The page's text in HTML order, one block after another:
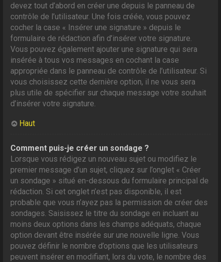
devez tout d’abord en créer une depuis le panneau de
contrôle de l’utilisateur. Une fois créée, vous pouvez
cocher la case « Insérer une signature » depuis le
formulaire de rédaction afin d’insérer votre signature.
Vous pouvez également ajouter une signature qui sera
insérée à tous vos messages en cochant la case
appropriée dans le panneau de contrôle de l’utilisateur. Si
vous choisissez cette dernière option, il ne vous sera
plus utile de spécifier sur chaque message votre souhait
d’insérer votre signature.
Haut
Comment puis-je créer un sondage ?
Lorsque vous rédigez un nouveau sujet ou modifiez le
premier message d’un sujet, cliquez sur l’onglet « Créer
un sondage » situé en-dessous du formulaire principal de
rédaction. Si cet onglet n’est pas disponible, il est
probable que vous n’ayez pas la permission de créer des
sondages. Saisissez le titre du sondage en incluant au
moins deux options dans les champs adéquats, chaque
option devant être insérée sur une nouvelle ligne. Vous
pouvez définir le nombre d’options que les utilisateurs
peuvent insérer en modifiant, lors du vote, le nombre des